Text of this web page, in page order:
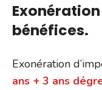
bénéfices.
Exonération
ans + 3 ans